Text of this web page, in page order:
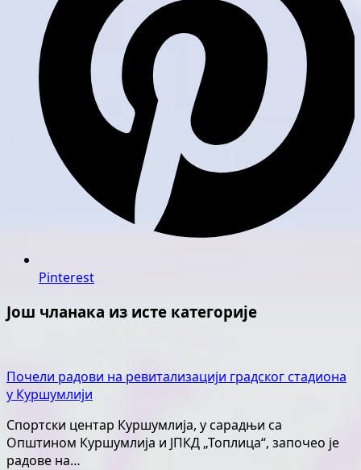
Pinterest
Још чланака из исте категорије
Почели радови на ревитализацији градског стадиона
у Куршумлији
Спортски центар Куршумлија, у сарадњи са
Општином Куршумлија и ЈПКД „Топлица“, започео је
радове на…